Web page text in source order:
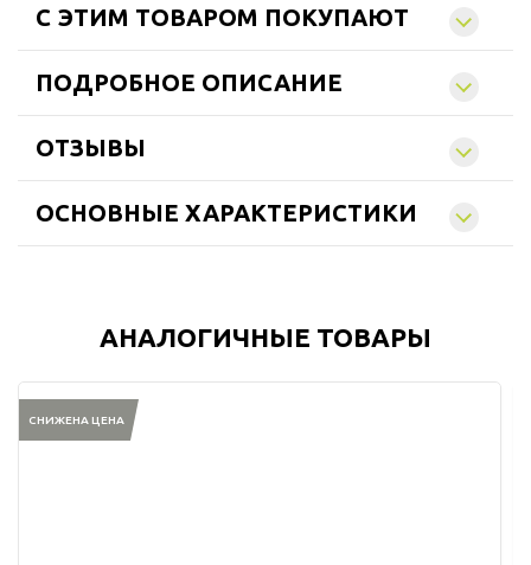
C ЭТИМ ТОВАРОМ ПОКУПАЮТ
ПОДРОБНОЕ ОПИСАНИЕ
ОТЗЫВЫ
ОСНОВНЫЕ ХАРАКТЕРИСТИКИ
АНАЛОГИЧНЫЕ ТОВАРЫ
СНИЖЕНА ЦЕНА